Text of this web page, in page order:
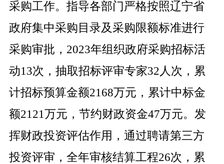
采购工作。指导各部门严格按照辽宁省
政府集中采购目录及采购限额标准进行
采购审批， 2023年组织政府采购招标活
动13次，抽取招标评审专家32人次，累
计招标预算金额2168万元，累计中标金
额2121万元，节约财政资金47万元。发
挥财政投资评估作用，通过聘请第三方
投资评审，全年审核结算工程26次，累